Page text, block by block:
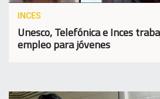
INCES
Unesco, Telefónica e Inces
empleo para jóvenes